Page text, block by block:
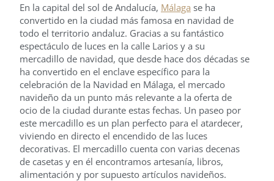
En la capital del sol de Andalucía, Málaga se ha
convertido en la ciudad más famosa en navidad de
todo el territorio andaluz. Gracias a su fantástico
espectáculo de luces en la calle Larios y a su
mercadillo de navidad, que desde hace dos décadas se
ha convertido en el enclave específico para la
celebración de la Navidad en Málaga, el mercado
navideño da un punto más relevante a la oferta de
ocio de la ciudad durante estas fechas. Un paseo por
este mercadillo es un plan perfecto para el atardecer,
viviendo en directo el encendido de las luces
decorativas. El mercadillo cuenta con varias decenas
de casetas y en él encontramos artesanía, libros,
alimentación y por supuesto artículos navideños.